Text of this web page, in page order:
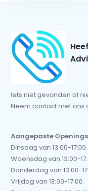
Iets niet gevonden of
Neem contact met ons
Aangepaste
Dinsdag van 13:00-17:00.
Woensdag van 13:00-
Donderdag van 13:00-
Vrijdag van 13:00-17:00.